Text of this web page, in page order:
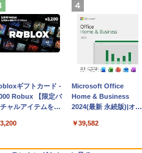
2026 MacBook
M5チップ搭載13イ
ノートブック：AI
インチLiquid
ユニファイドメモ
【Amazon.co.jp限定】
HP ノートパソコン 15-
fd 15.6インチ 16GBメ
テル Core 5
￥129,800
ギフトカード -
Robux 【限定バ
ャルアイテムを含
コード】 ロブロック
Microsoft Office
Home & Business
2024(最新 永続版)|オン
版|Windows11、
￥39,582